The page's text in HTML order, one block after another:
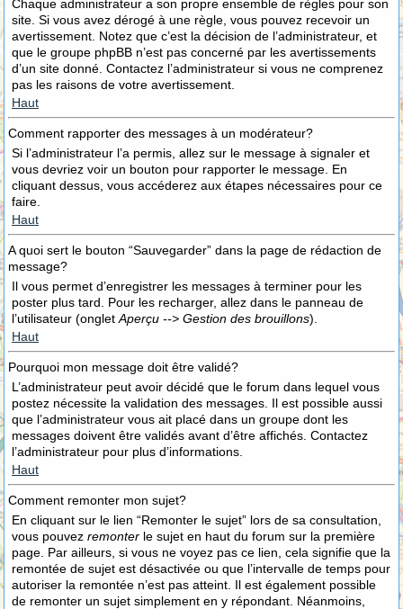
Chaque administrateur a son propre ensemble de règles pour son
site. Si vous avez dérogé à une règle, vous pouvez recevoir un
avertissement. Notez que c’est la décision de l’administrateur, et
que le groupe phpBB n’est pas concerné par les avertissements
d’un site donné. Contactez l’administrateur si vous ne comprenez
pas les raisons de votre avertissement.
Haut
Comment rapporter des messages à un modérateur?
Si l’administrateur l’a permis, allez sur le message à signaler et
vous devriez voir un bouton pour rapporter le message. En
cliquant dessus, vous accéderez aux étapes nécessaires pour ce
faire.
Haut
A quoi sert le bouton “Sauvegarder” dans la page de rédaction de
message?
Il vous permet d’enregistrer les messages à terminer pour les
poster plus tard. Pour les recharger, allez dans le panneau de
l’utilisateur (onglet Aperçu --> Gestion des brouillons).
Haut
Pourquoi mon message doit être validé?
L’administrateur peut avoir décidé que le forum dans lequel vous
postez nécessite la validation des messages. Il est possible aussi
que l’administrateur vous ait placé dans un groupe dont les
messages doivent être validés avant d’être affichés. Contactez
l’administrateur pour plus d’informations.
Haut
Comment remonter mon sujet?
En cliquant sur le lien “Remonter le sujet” lors de sa consultation,
vous pouvez remonter le sujet en haut du forum sur la première
page. Par ailleurs, si vous ne voyez pas ce lien, cela signifie que la
remontée de sujet est désactivée ou que l’intervalle de temps pour
autoriser la remontée n’est pas atteint. Il est également possible
de remonter un sujet simplement en y répondant. Néanmoins,